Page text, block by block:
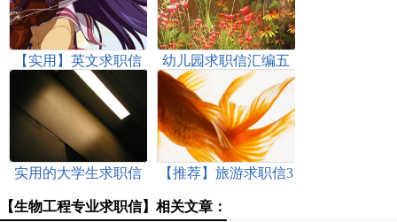
【实用】英文求职信
模板合集六篇
幼儿园求职信汇编五
篇
实用的大学生求职信
【推荐】旅游求职信3
【生物工程专业求职信】相关文章：